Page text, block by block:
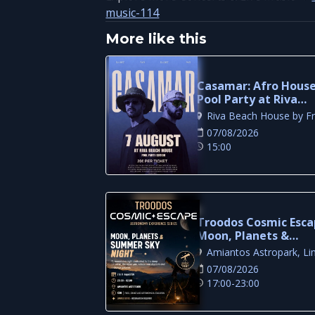
music-114
More like this
Casamar: Afro House
Pool Party at Riva
Beach House
07/08/2026
15:00
Troodos Cosmic
Moon, Planets &
Summer Sky Night
Limassol
07/08/2026
17:00-23:00